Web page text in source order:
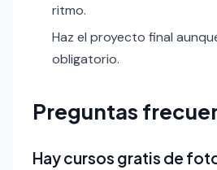
ritmo.
Haz el proyecto final
obligatorio.
Preguntas
Hay cursos gratis de